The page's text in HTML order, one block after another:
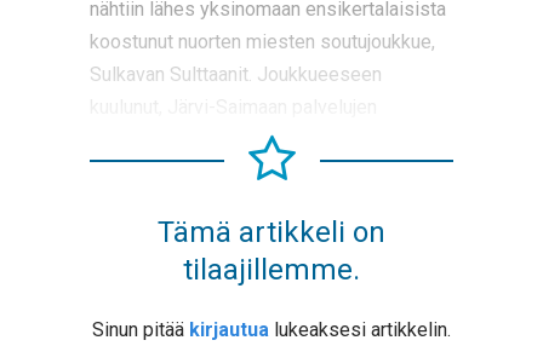
nähtiin lähes yksinomaan ensikertalaisista
koostunut nuorten miesten soutujoukkue,
Sulkavan Sulttaanit. Joukkueeseen
Tämä artikkeli on
tilaajillemme.
Sinun pitää kirjautua lukeaksesi artikkelin.